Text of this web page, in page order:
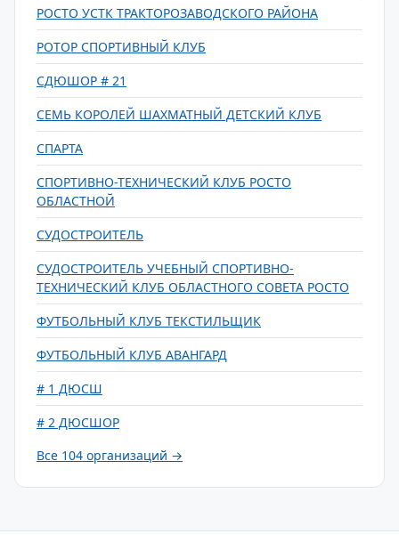
РОСТО УСТК ТРАКТОРОЗАВОДСКОГО РАЙОНА
РОТОР СПОРТИВНЫЙ КЛУБ
СДЮШОР # 21
СЕМЬ КОРОЛЕЙ ШАХМАТНЫЙ ДЕТСКИЙ КЛУБ
СПАРТА
СПОРТИВНО-ТЕХНИЧЕСКИЙ КЛУБ РОСТО
ОБЛАСТНОЙ
СУДОСТРОИТЕЛЬ
СУДОСТРОИТЕЛЬ УЧЕБНЫЙ СПОРТИВНО-
ТЕХНИЧЕСКИЙ КЛУБ ОБЛАСТНОГО СОВЕТА РОСТО
ФУТБОЛЬНЫЙ КЛУБ ТЕКСТИЛЬЩИК
ФУТБОЛЬНЫЙ КЛУБ АВАНГАРД
# 1 ДЮСШ
# 2 ДЮСШОР
Все 104 организаций →